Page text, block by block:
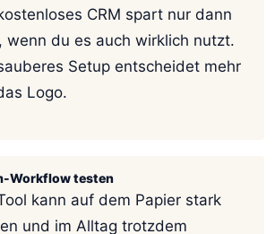
CRM spart nur dann
wenn du es auch wirklich nutzt.
Setup entscheidet mehr
Logo.
Workflow testen
kann auf dem Papier stark
und im Alltag trotzdem